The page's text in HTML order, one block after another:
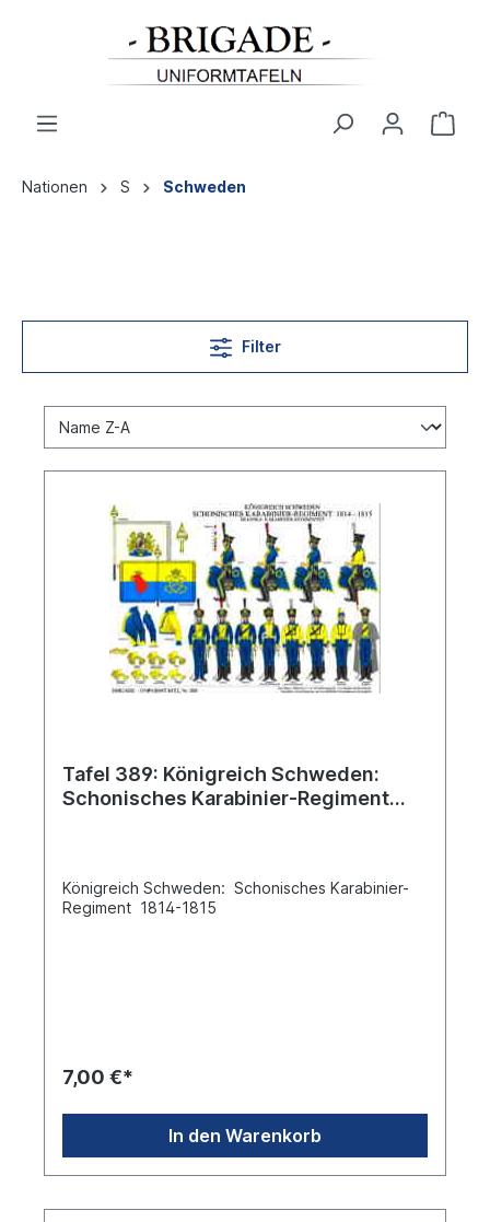
Nationen S Schweden
Filter
Tafel 389: Königreich Schweden:
Schonisches Karabinier-Regiment
Königreich Schweden: Schonisches Karabinier-
Regiment 1814-1815
7,00 €*
In den Warenkorb